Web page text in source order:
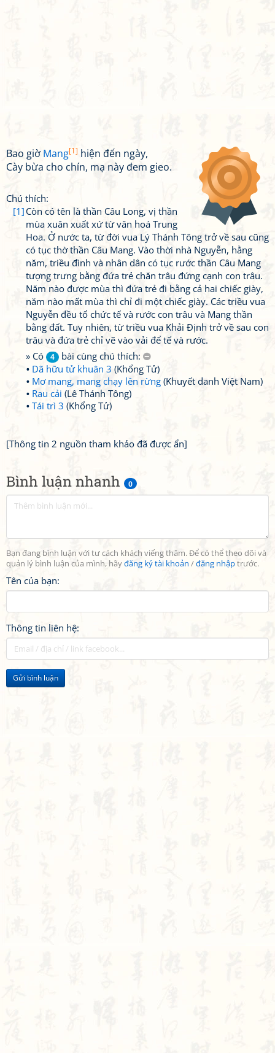
Bình luận nhanh 0
Bạn đang bình luận với tư cách khách viếng thăm. Để có thể theo dõi và
quản lý bình luận của mình, hãyđăng ký tài khoản /đăng nhậptrước.
Tên của bạn:
Thông tin liên hệ:
Gửi bình luận
Bao giờ Mang[1] hiện đến ngày,
Cày bừa cho chín, mạ này đem gieo.
Chú thích:
[1] Còn có tên là thần Câu Long, vị thần
mùa xuân xuất xứ từ văn hoá Trung
Hoa. Ở nước ta, từ đời vua Lý Thánh Tông trở về sau cũng
có tục thờ thần Câu Mang. Vào thời nhà Nguyễn, hằng
năm, triều đình và nhân dân có tục rước thần Câu Mang
tượng trưng bằng đứa trẻ chăn trâu đứng cạnh con trâu.
Năm nào được mùa thì đứa trẻ đi bằng cả hai chiếc giày,
năm nào mất mùa thì chỉ đi một chiếc giày. Các triều vua
Nguyễn đều tổ chức tế và rước con trâu và Mang thần
bằng đất. Tuy nhiên, từ triều vua Khải Định trở về sau con
trâu và đứa trẻ chỉ vẽ vào vải để tế và rước.
» Có
4
bài cùng chú thích:
Dã hữu tử khuân 3 (Khổng Tử)
Mơ mang, mang chạy lên rừng (Khuyết danh Việt Nam)
Rau cải (Lê Thánh Tông)
Tái trì 3 (Khổng Tử)
[Thông tin 2 nguồn tham khảo đã được ẩn]